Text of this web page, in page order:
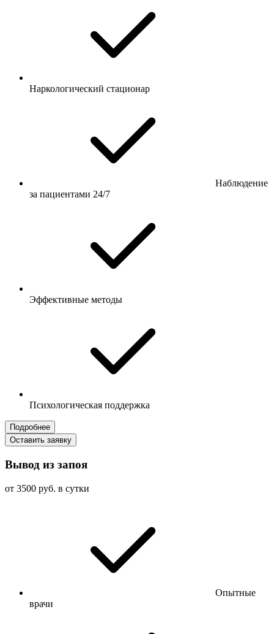
Наркологический стационар
Наблюдение
за пациентами 24/7
Эффективные методы
Психологическая поддержка
Подробнее
Оставить заявку
Вывод из запоя
от 3500 руб. в сутки
Опытные
врачи